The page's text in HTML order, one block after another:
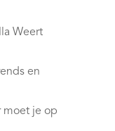
Weert
en
moet je op